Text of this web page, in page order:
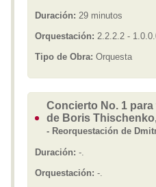
Duración: 29 minutos
Orquestación: 2.2.2.2 -
Tipo de Obra: Orquesta
Concierto No. 1
de Boris
- Reorquestación de
Duración: -.
Orquestación: -.